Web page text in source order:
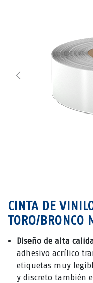
CINTA DE
TORO/BRONCO
Diseño de alta
adhesivo acrílico
etiquetas muy
y discreto también